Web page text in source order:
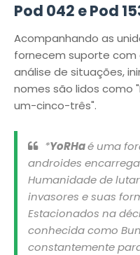
Pod 042 e Pod
Acompanhando as
fornecem suporte
análise de situações,
nomes são lidos como
um-cinco-três".
*YoRHaé uma
androides
Humanidade de
invasores e suas
Estacionados na
conhecida como
constantemente